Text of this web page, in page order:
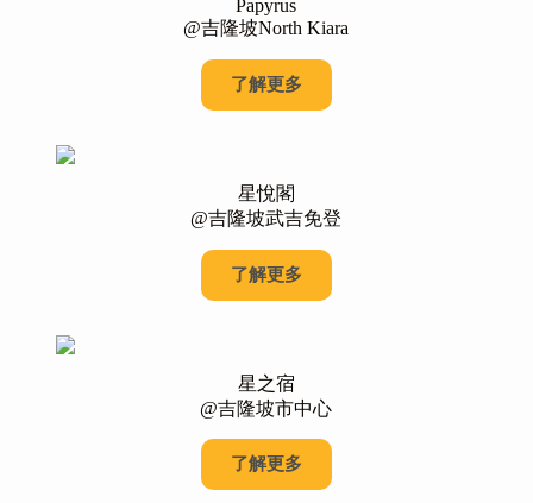
Papyrus
@吉隆坡North Kiara
了解更多
星悅閣
@吉隆坡武吉免登
了解更多
星之宿
@吉隆坡市中心
了解更多